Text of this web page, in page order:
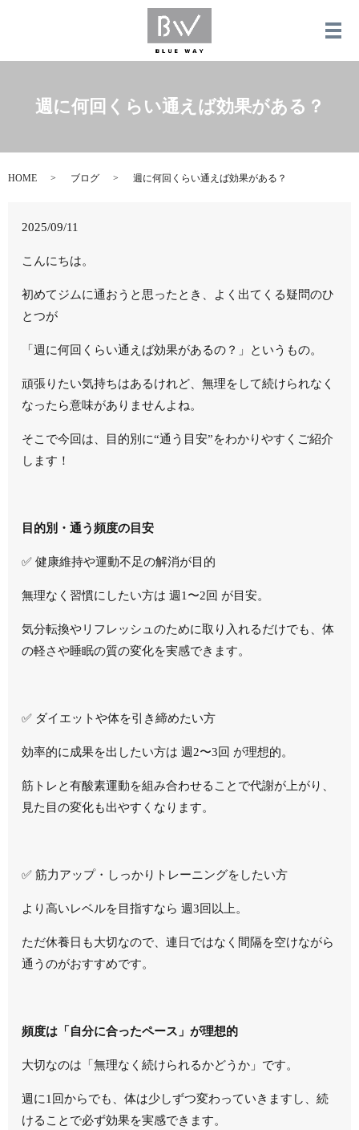
メ
週に何回くらい通えば効果がある？
HOME ブログ 週に何回くらい通えば効果がある？
2025/09/11
こんにちは。
初めてジムに通おうと思ったとき、よく出てくる疑問のひ
とつが
「週に何回くらい通えば効果があるの？」というもの。
頑張りたい気持ちはあるけれど、無理をして続けられなく
なったら意味がありませんよね。
そこで今回は、目的別に“通う目安”をわかりやすくご紹介
します！
目的別・通う頻度の目安
✅ 健康維持や運動不足の解消が目的
無理なく習慣にしたい方は 週1〜2回 が目安。
気分転換やリフレッシュのために取り入れるだけでも、体
の軽さや睡眠の質の変化を実感できます。
✅ ダイエットや体を引き締めたい方
効率的に成果を出したい方は 週2〜3回 が理想的。
筋トレと有酸素運動を組み合わせることで代謝が上がり、
見た目の変化も出やすくなります。
✅ 筋力アップ・しっかりトレーニングをしたい方
より高いレベルを目指すなら 週3回以上。
ただ休養日も大切なので、連日ではなく間隔を空けながら
通うのがおすすめです。
頻度は「自分に合ったペース」が理想的
大切なのは「無理なく続けられるかどうか」です。
週に1回からでも、体は少しずつ変わっていきますし、続
けることで必ず効果を実感できます。